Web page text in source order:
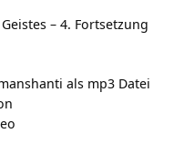
– 4. Fortsetzung
als mp3 Datei